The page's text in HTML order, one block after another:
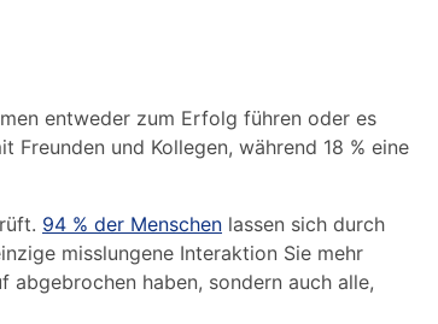
entweder zum Erfolg führen oder es
Freunden und Kollegen, während 18 % eine
94 % der Menschen lassen sich durch
misslungene Interaktion Sie mehr
abgebrochen haben, sondern auch alle,